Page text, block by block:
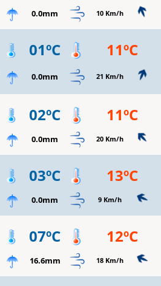
0.0mm 10 Km/h
01ºC 11ºC
0.0mm 21 Km/h
02ºC 11ºC
0.0mm 20 Km/h
03ºC 13ºC
0.0mm 9 Km/h
07ºC 12ºC
16.6mm 18 Km/h